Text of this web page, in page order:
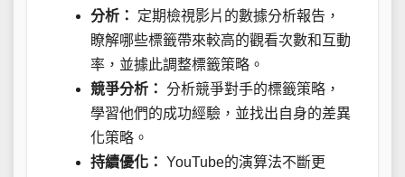
分析：
定期檢視影片的數據分析報告，
瞭解哪些標籤帶來較高的觀看次數和互動
率，並據此調整標籤策略。
競爭分析： 分析競爭對手的標籤策略，
學習他們的成功經驗，並找出自身的差異
化策略。
持續優化： YouTube的演算法不斷更